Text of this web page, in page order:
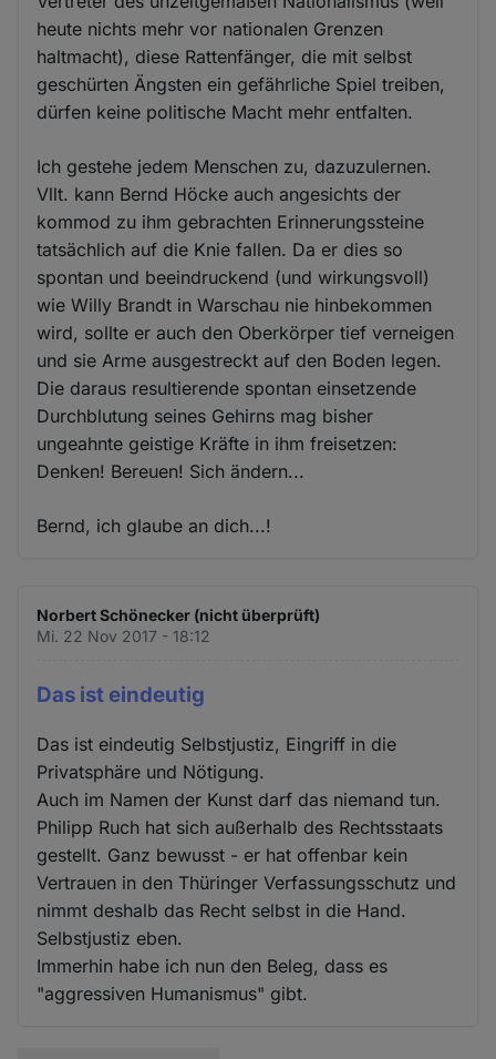
heute nichts mehr vor nationalen Grenzen
haltmacht), diese Rattenfänger, die mit selbst
geschürten Ängsten ein gefährliche Spiel treiben,
dürfen keine politische Macht mehr entfalten.
Ich gestehe jedem Menschen zu, dazuzulernen.
Vllt. kann Bernd Höcke auch angesichts der
kommod zu ihm gebrachten Erinnerungssteine
tatsächlich auf die Knie fallen. Da er dies so
spontan und beeindruckend (und wirkungsvoll)
wie Willy Brandt in Warschau nie hinbekommen
wird, sollte er auch den Oberkörper tief verneigen
und sie Arme ausgestreckt auf den Boden legen.
Die daraus resultierende spontan einsetzende
Durchblutung seines Gehirns mag bisher
ungeahnte geistige Kräfte in ihm freisetzen:
Denken! Bereuen! Sich ändern...
Bernd, ich glaube an dich...!
Norbert Schönecker (nicht überprüft)
Mi. 22 Nov 2017 - 18:12
Das ist eindeutig
Das ist eindeutig Selbstjustiz, Eingriff in die
Privatsphäre und Nötigung.
Auch im Namen der Kunst darf das niemand tun.
Philipp Ruch hat sich außerhalb des Rechtsstaats
gestellt. Ganz bewusst - er hat offenbar kein
Vertrauen in den Thüringer Verfassungsschutz und
nimmt deshalb das Recht selbst in die Hand.
Selbstjustiz eben.
Immerhin habe ich nun den Beleg, dass es
"aggressiven Humanismus" gibt.